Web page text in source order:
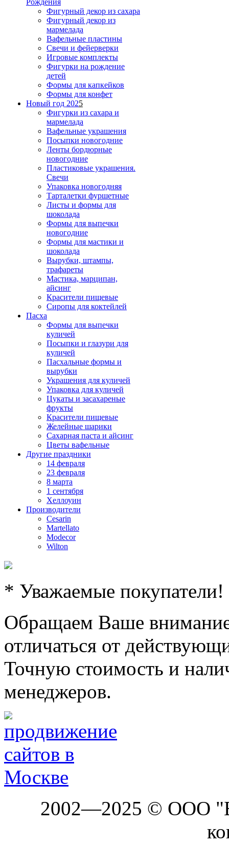
Фигурный декор из сахара
Фигурный декор из
мармелада
Вафельные пластины
Свечи и фейерверки
Игровые комплекты
Фигурки на рождение
детей
Формы для капкейков
Формы для конфет
Новый год 2025
Фигурки из сахара и
мармелада
Вафельные украшения
Посыпки новогодние
Ленты бордюрные
новогодние
Пластиковые украшения.
Свечи
Упаковка новогодняя
Тарталетки фуршетные
Листы и формы для
шоколада
Формы для выпечки
новогодние
Формы для мастики и
шоколада
Вырубки, штампы,
трафареты
Мастика, марципан,
айсинг
Красители пищевые
Сиропы для коктейлей
Пасха
Формы для выпечки
куличей
Посыпки и глазури для
куличей
Пасхальные формы и
вырубки
Украшения для куличей
Упаковка для куличей
Цукаты и засахареные
фрукты
Красители пищевые
Желейные шарики
Сахарная паста и айсинг
Цветы вафельные
Другие праздники
14 февраля
23 февраля
8 марта
1 сентября
Хеллоуин
Производители
Cesarin
Martellato
Modecor
Wilton
* Уважаемые покупатели!
Обращаем Ваше
отличаться от
Точную стоимость и
менеджеров.
2002—2025 © ООО